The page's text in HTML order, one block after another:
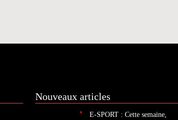
Nouveaux articles
E-SPORT : Cette semaine,